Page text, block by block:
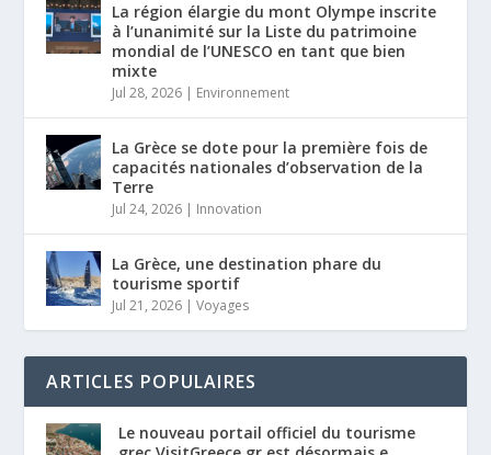
La région élargie du mont Olympe inscrite
à l’unanimité sur la Liste du patrimoine
mondial de l’UNESCO en tant que bien
mixte
Jul 28, 2026 | Environnement
La Grèce se dote pour la première fois de
capacités nationales d’observation de la
Terre
Jul 24, 2026 | Innovation
La Grèce, une destination phare du
tourisme sportif
Jul 21, 2026 |Voyages
ARTICLES POPULAIRES
Le nouveau portail officiel du tourisme